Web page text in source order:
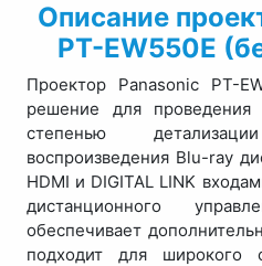
Описание
PT-EW550E
Проектор Panasonic PT-
решение для проведения
степенью
воспроизведения Blu-ray
HDMI и DIGITAL LINK
дистанционного
обеспечивает
подходит для широкого